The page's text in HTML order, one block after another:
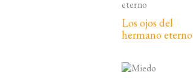
Los ojos del
hermano eterno